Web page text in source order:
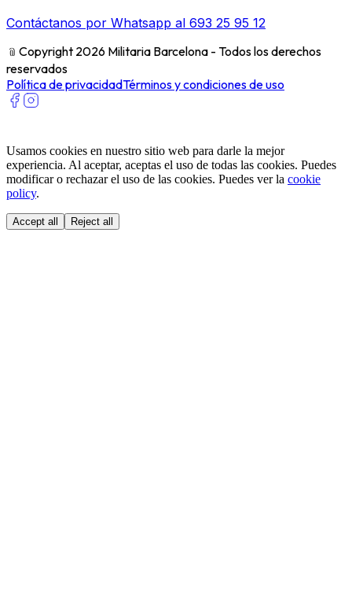
Contáctanos por Whatsapp al 693 25 95 12
﹫ Copyright 2026 Militaria Barcelona - Todos los derechos
reservados
Política de privacidadTérminos y condiciones de uso
Usamos cookies en nuestro sitio web para darle la mejor
experiencia. Al aceptar, aceptas el uso de todas las cookies. Puedes
modificar o rechazar el uso de las cookies. Puedes ver la cookie
policy.
Accept all Reject all